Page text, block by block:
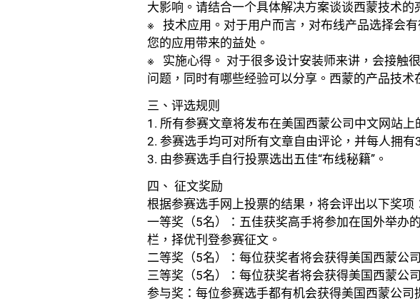
大影响。请结合一个具体解决方案谈谈西蒙技术的
※ 技术应用。对于用户而言，对布线产品选择会
您的应用带来的益处。
※ 实施心得。 对于很多设计安装师来讲，会接触
问题，同时有哪些经验可以分享。西蒙的产品技术
三、评选规则
1. 所有参赛文章将发布在美国西蒙公司中文网站上
2. 参赛选手均可对所有文章自由评论，并每人拥
3. 由参赛选手自行投票选出五佳“布线秘籍”。
四、 征文奖励
根据参赛选手网上投票的结果，将会评出以下奖项
一等奖（5名）：五佳获奖高手将参加在国外举办
栏，择优刊登参赛征文。
二等奖（5名）：每位获奖者将会获得美国西蒙公
三等奖（5名）：每位获奖者将会获得美国西蒙公
参与奖：每位参赛选手都有机会获得美国西蒙公司